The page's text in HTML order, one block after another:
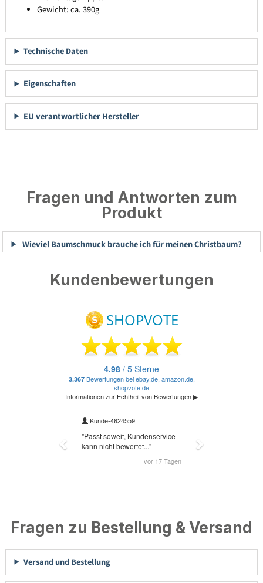
Gewicht: ca. 390g
Technische Daten
Eigenschaften
EU verantwortlicher Hersteller
Fragen und Antworten zum
Produkt
Wieviel Baumschmuck brauche ich für meinen Christbaum?
Kundenbewertungen
Fragen zu Bestellung & Versand
Versand und Bestellung